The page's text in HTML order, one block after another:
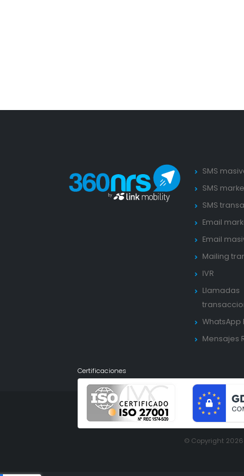
SMS
SMS
SMS
Email
Email
Mailing
IVR
Llamadas
WhatsApp
Mensajes
Certificaciones
© Copyright